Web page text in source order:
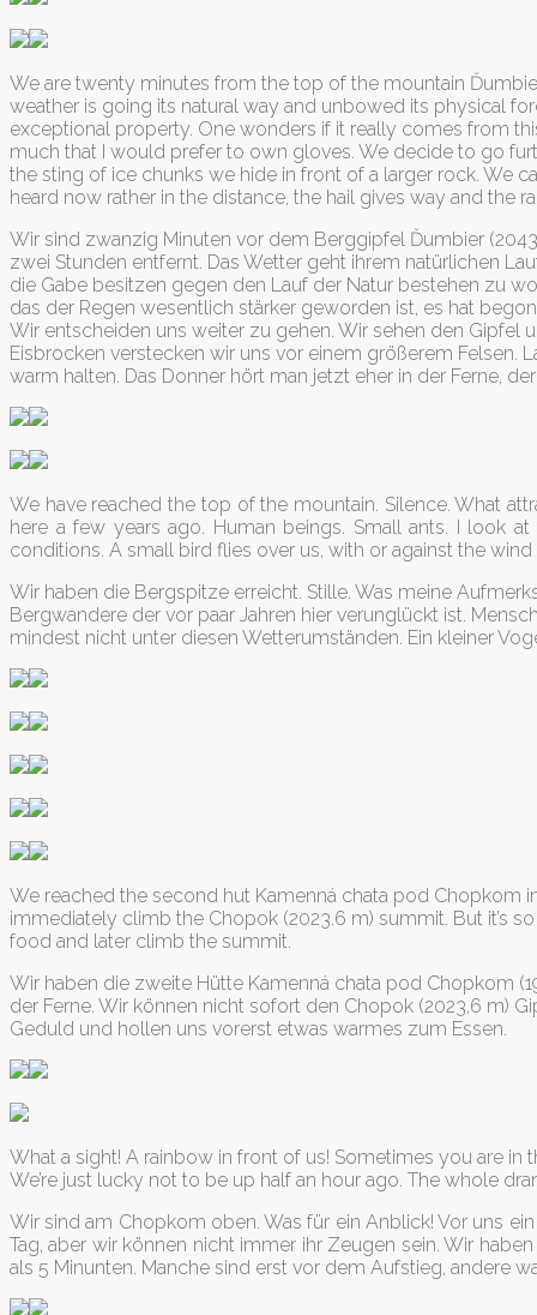
We are twenty minutes from the top of the mountain
weather is going its natural way and unbowed its physical
exceptional property. One wonders if it really comes from
much that I would prefer to own gloves. We decide to go
the sting of ice chunks we hide in front of a larger rock. We
heard now rather in the distance, the hail gives way and the
Wir sind zwanzig Minuten vor dem Berggipfel Ďumbier
zwei Stunden entfernt. Das Wetter geht ihrem natürlichen
die Gabe besitzen gegen den Lauf der Natur bestehen zu
das der Regen wesentlich stärker geworden ist, es hat
Wir entscheiden uns weiter zu gehen. Wir sehen den
Eisbrocken verstecken wir uns vor einem größerem Felsen.
warm halten. Das Donner hört man jetzt eher in der Ferne,
We have reached the top of the mountain. Silence. What
here a few years ago. Human beings. Small ants. I look
conditions. A small bird flies over us, with or against the
Wir haben die Bergspitze erreicht. Stille. Was meine
Bergwandere der vor paar Jahren hier verunglückt ist.
mindest nicht unter diesen Wetterumständen. Ein kleiner
We reached the second hut Kamenná chata pod Chopkom
immediately climb the Chopok (2023.6 m) summit. But it’s
food and later climb the summit.
Wir haben die zweite Hütte Kamenná chata pod Chopkom
der Ferne. Wir können nicht sofort den Chopok (2023,6 m)
Geduld und hollen uns vorerst etwas warmes zum Essen.
What a sight! A rainbow in front of us! Sometimes you are
We’re just lucky not to be up half an hour ago. The whole
Wir sind am Chopkom oben. Was für ein Anblick! Vor uns
Tag, aber wir können nicht immer ihr Zeugen sein. Wir
als 5 Minunten. Manche sind erst vor dem Aufstieg, andere